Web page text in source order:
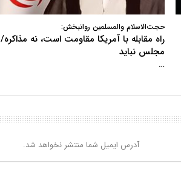
حجت‌الاسلام والمسلمین روانبخش:
راه مقابله با آمریکا مقاومت است، نه مذاکره/
مجلس نباید
…
آدرس ایمیل شما منتشر نخواهد شد.